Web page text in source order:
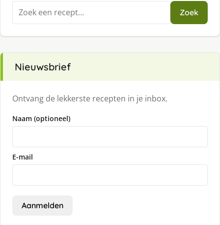
Zoeken
naar:
Zoek
Nieuwsbrief
Ontvang de lekkerste recepten in je inbox.
Naam (optioneel)
E-mail
Aanmelden